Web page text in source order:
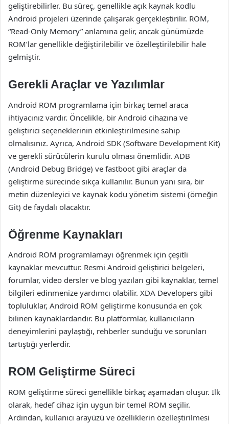
geliştirebilirler. Bu süreç, genellikle açık kaynak kodlu
Android projeleri üzerinde çalışarak gerçekleştirilir. ROM,
“Read-Only Memory” anlamına gelir, ancak günümüzde
ROM’lar genellikle değiştirilebilir ve özelleştirilebilir hale
gelmiştir.
Gerekli Araçlar ve Yazılımlar
Android ROM programlama için birkaç temel araca
ihtiyacınız vardır. Öncelikle, bir Android cihazına ve
geliştirici seçeneklerinin etkinleştirilmesine sahip
olmalısınız. Ayrıca, Android SDK (Software Development Kit)
ve gerekli sürücülerin kurulu olması önemlidir. ADB
(Android Debug Bridge) ve fastboot gibi araçlar da
geliştirme sürecinde sıkça kullanılır. Bunun yanı sıra, bir
metin düzenleyici ve kaynak kodu yönetim sistemi (örneğin
Git) de faydalı olacaktır.
Öğrenme Kaynakları
Android ROM programlamayı öğrenmek için çeşitli
kaynaklar mevcuttur. Resmi Android geliştirici belgeleri,
forumlar, video dersler ve blog yazıları gibi kaynaklar, temel
bilgileri edinmenize yardımcı olabilir. XDA Developers gibi
topluluklar, Android ROM geliştirme konusunda en çok
bilinen kaynaklardandır. Bu platformlar, kullanıcıların
deneyimlerini paylaştığı, rehberler sunduğu ve sorunları
tartıştığı yerlerdir.
ROM Geliştirme Süreci
ROM geliştirme süreci genellikle birkaç aşamadan oluşur. İlk
olarak, hedef cihaz için uygun bir temel ROM seçilir.
Ardından, kullanıcı arayüzü ve özelliklerin özelleştirilmesi